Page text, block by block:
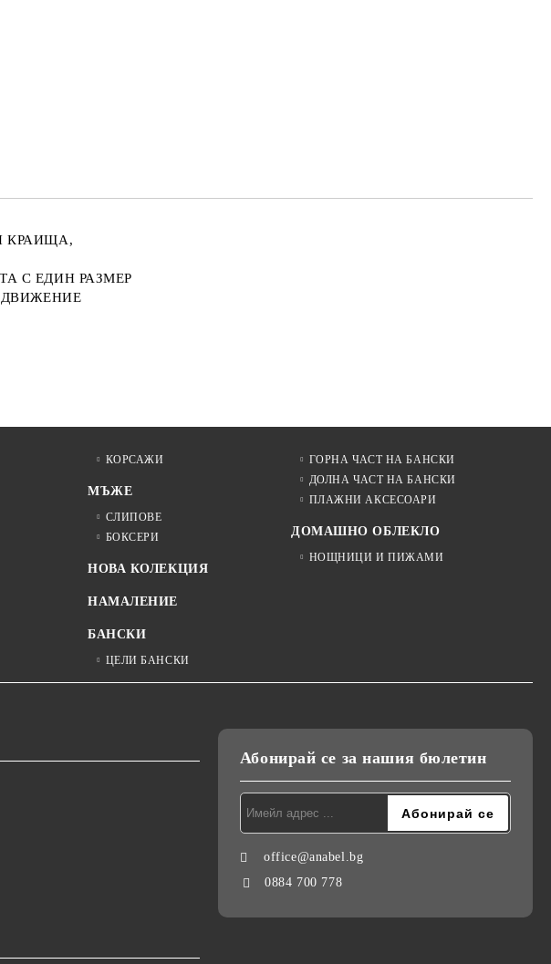
КРАИЩА,
С ЕДИН РАЗМЕР
КОРСАЖИ
МЪЖЕ
СЛИПОВЕ
БОКСЕРИ
НОВА КОЛЕКЦИЯ
НАМАЛЕНИЕ
БАНСКИ
ЦЕЛИ БАНСКИ
ГОРНА ЧАСТ НА БАНСКИ
ДОЛНА ЧАСТ НА БАНСКИ
ПЛАЖНИ АКСЕСОАРИ
ДОМАШНО ОБЛЕКЛО
НОЩНИЦИ И ПИЖАМИ
Абонирай се за нашия бюлетин
office@anabel.bg
0884 700 778